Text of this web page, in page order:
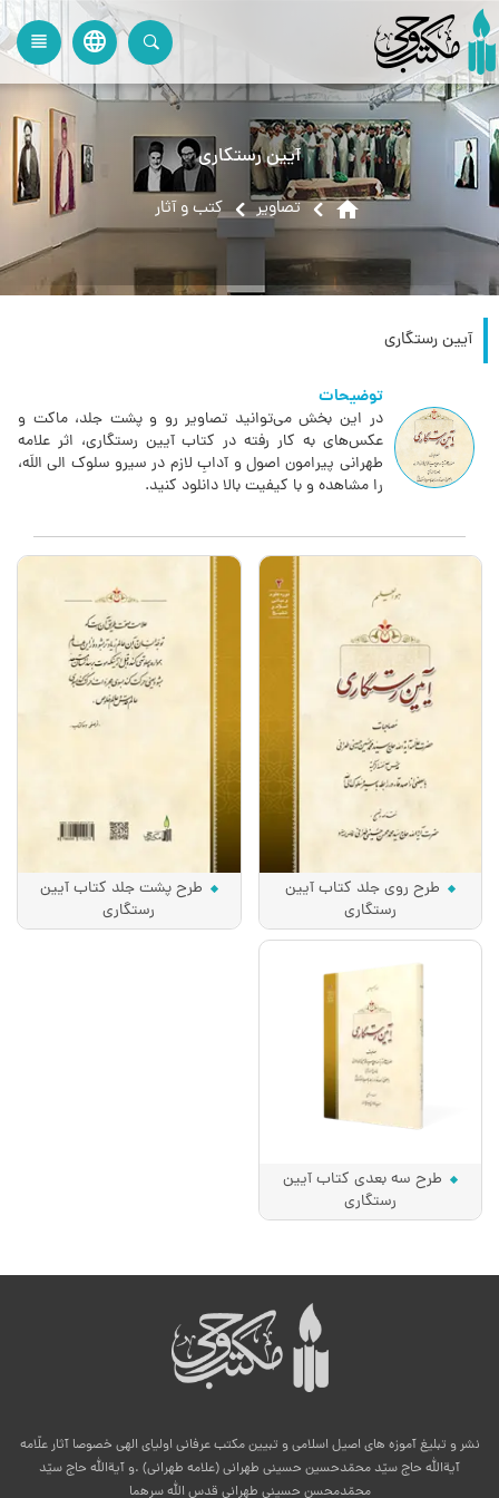
language
view_headline
آیین رستگاری
home تصاویر کتب و آثار
آیین رستگاری
توضیحات
در این بخش می‌توانید تصاویر رو و پشت جلد، ماکت و
عکس‌های به کار رفته در کتاب آیین رستگاری، اثر علامه
طهرانی پیرامون اصول و آدابِ لازم در سیرو سلوک الی اللَه،
را مشاهده و با کیفیت بالا دانلود کنید.
طرح روی جلد کتاب آیین
رستگاری
طرح پشت جلد کتاب آیین
رستگاری
طرح سه بعدی کتاب آیین
رستگاری
نشر و تبلیغ آموزه های اصیل اسلامی و تبیین مکتب عرفانی اولیای الهی خصوصا آثار علّامه
آیةالله حاج سیّد محمّدحسین حسینی طهرانی (علامه طهرانی) .و آیةالله حاج سیّد
محمّدمحسن حسینی طهرانی قدس الله سرهما